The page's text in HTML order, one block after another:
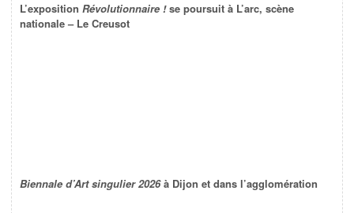
L’exposition Révolutionnaire !se poursuit à L’arc, scène
nationale – Le Creusot
Biennale d’Art singulier 2026à Dijon et dans l’agglomération